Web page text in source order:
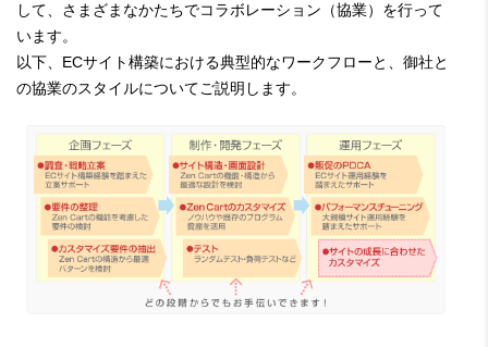
して、さまざまなかたちでコラボレーション（協業）を行って
います。
以下、ECサイト構築における典型的なワークフローと、御社と
の協業のスタイルについてご説明します。